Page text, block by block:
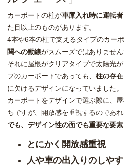
カーポートの柱が車庫入れ時に運転
た目以上のものがあります。
4本や6本の柱で支えるタイプのカーポ
関への動線がスムーズではありません
それに屋根がクリアタイプで太陽光
プのカーポートであっても、 柱の存在
に欠けるデザインになっていました。
カーポートをデザインで選ぶ際に、
ちですが、開放感を重視するのであれ
でも、デザイン性の面でも重要な要素
とにかく開放感重視
人や車の出入りのしや